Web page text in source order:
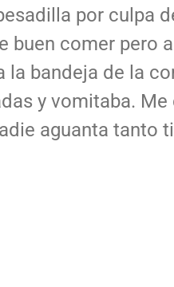
por culpa
buen comer pero
la bandeja de la
y vomitaba. Me
aguanta tanto